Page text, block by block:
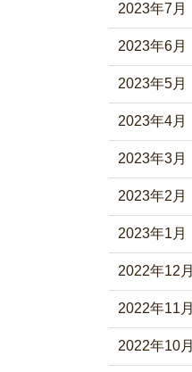
2023年7月
2023年6月
2023年5月
2023年4月
2023年3月
2023年2月
2023年1月
2022年12月
2022年11月
2022年10月